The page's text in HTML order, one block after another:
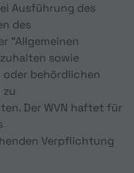
Ausführung des
des
"Allgemeinen
sowie
behördlichen
Der WVN haftet für
Verpflichtung